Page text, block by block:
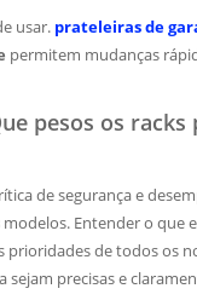
usar. prateleiras de
permitem mudanças
pesos os
de segurança e
modelos. Entender o que
de todos os
sejam precisas e